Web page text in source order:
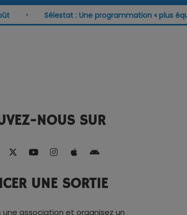
Sélestat : Une programmation « plus
NOUS SUR
UNE SORTIE
une association et organisez un